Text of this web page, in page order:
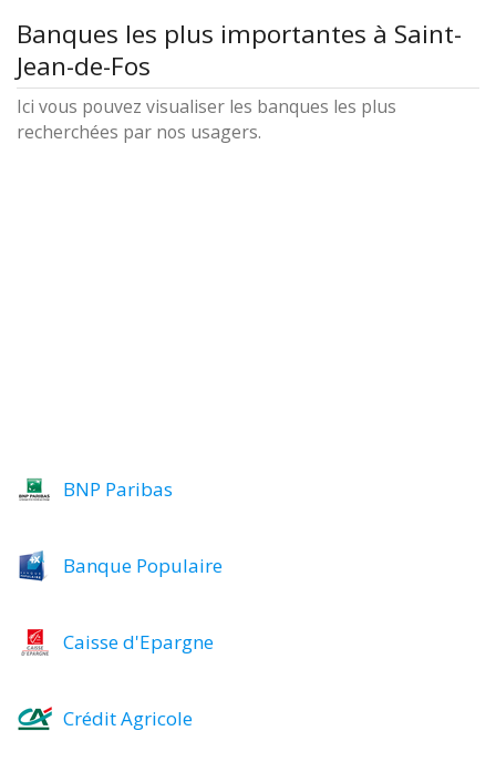
Banques les plus importantes à Saint-
Jean-de-Fos
Ici vous pouvez visualiser les banques les plus
recherchées par nos usagers.
BNP Paribas
Banque Populaire
Caisse d'Epargne
Crédit Agricole